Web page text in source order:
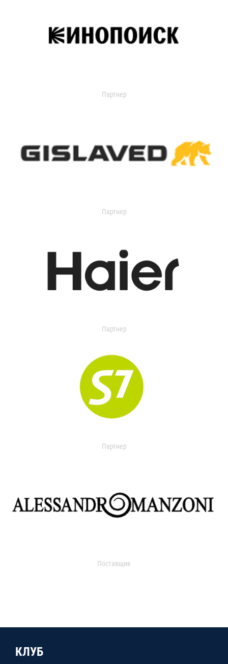
Партнер
Партнер
Партнер
Партнер
Поставщик
КЛУБ